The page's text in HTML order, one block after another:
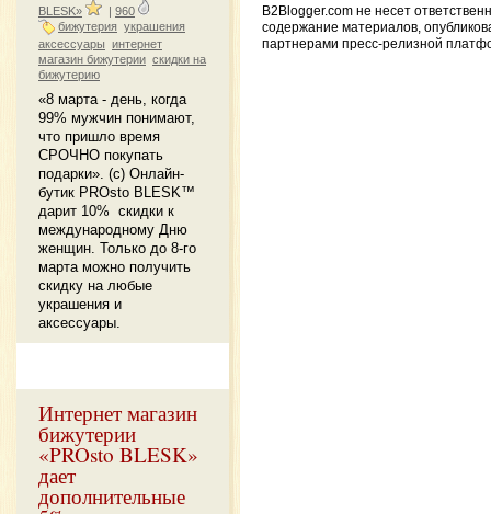
BLESK»
| 960
бижутерия украшения
аксессуары интернет
магазин бижутерии скидки на
бижутерию
«8 марта - день, когда
99% мужчин понимают,
что пришло время
СРОЧНО покупать
подарки». (с) Онлайн-
бутик PROsto BLESK™
дарит 10% скидки к
международному Дню
женщин. Только до 8-го
марта можно получить
скидку на любые
украшения и
аксессуары.
Интернет магазин
бижутерии
«PROsto BLESK»
дает
дополнительные
B2Blogger.com не несет
содержание материалов,
партнерами пресс-релизной